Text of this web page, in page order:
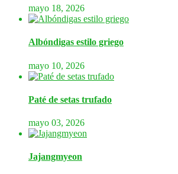
mayo 18, 2026
Albóndigas estilo griego
mayo 10, 2026
Paté de setas trufado
mayo 03, 2026
Jajangmyeon